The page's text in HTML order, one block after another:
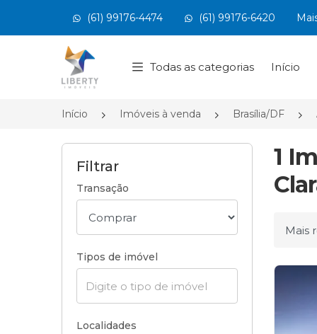
(61) 99176-4474 (61) 99176-6420
Página inicial
Todas as categorias Início
Início Imóveis à venda Brasília/DF
Filtrar
Transação
Tipos de imóvel
Localidades
1